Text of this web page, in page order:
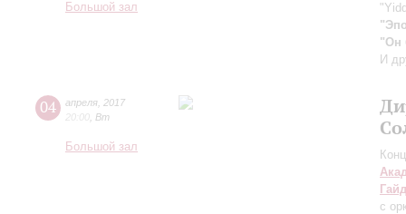
Большой зал
"Он
И
04 апреля 2017
20:00 Вт
Большой зал
с